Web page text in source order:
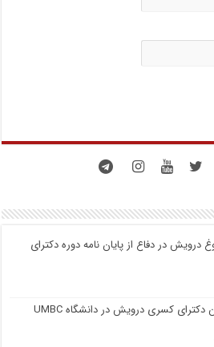
درویش در دفاع از پایان نامه دوره دکترای
مراسم جشن دکترای کسری درویش در دانشگاه UMBC